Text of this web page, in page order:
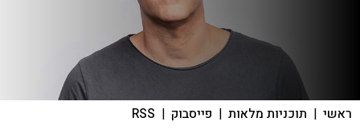
ראשי | תוכניות מלאות | פייסבוק |
RSS